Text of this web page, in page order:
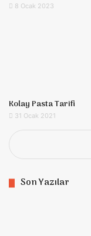
8 Ocak 2023
Kolay Pasta Tarifi
31 Ocak 2021
Son Yazılar